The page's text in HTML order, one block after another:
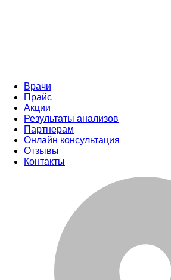
Врачи
Прайс
Акции
Результаты анализов
Партнерам
Онлайн консультация
Отзывы
Контакты